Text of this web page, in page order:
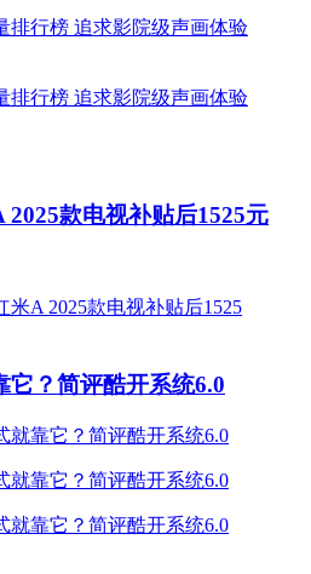
2025款电视补贴后1525元
它？简评酷开系统6.0